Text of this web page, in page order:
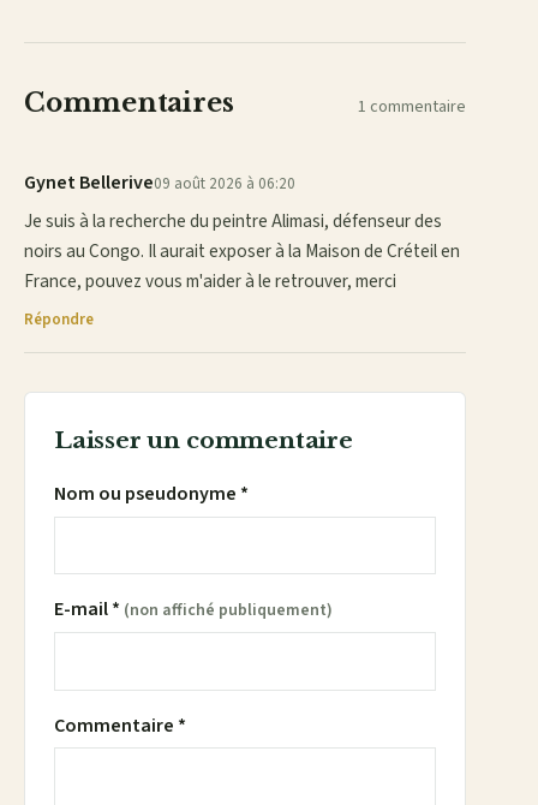
Commentaires 1 commentaire
Gynet Bellerive09 août 2026 à 06:20
Je suis à la recherche du peintre Alimasi, défenseur des
noirs au Congo. Il aurait exposer à la Maison de Créteil en
France, pouvez vous m'aider à le retrouver, merci
Répondre
Laisser un commentaire
Nom ou pseudonyme *
E-mail * (non affiché publiquement)
Commentaire *